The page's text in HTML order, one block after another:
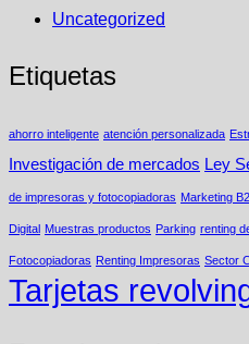
Uncategorized
Etiquetas
ahorro inteligente atención personalizada
Investigación de mercados Ley
de impresoras y fotocopiadoras Marketing
Digital Muestras productos Parking renting
Fotocopiadoras Renting Impresoras Sector
Tarjetas